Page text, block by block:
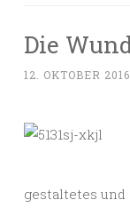
Die
12. OKTOBER 2016
gestaltetes